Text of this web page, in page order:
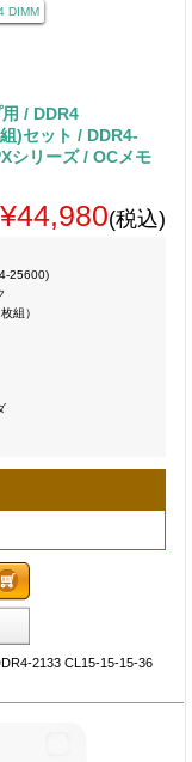
DIMM
/ DDR4
)セット / DDR4-
シリーズ / OCメモ
¥44,980(税込)
25600)
組）
2133 CL15-15-15-36